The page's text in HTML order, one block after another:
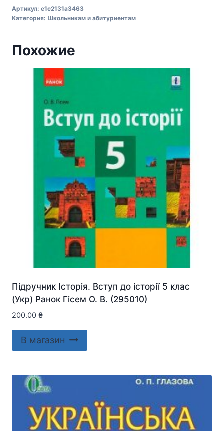
Артикул: e1c2131a3463
Категория: Школьникам и абитуриентам
Похожие
Підручник Історія. Вступ до історії 5 клас
(Укр) Ранок Гісем О. В. (295010)
200.00 ₴
В магазин